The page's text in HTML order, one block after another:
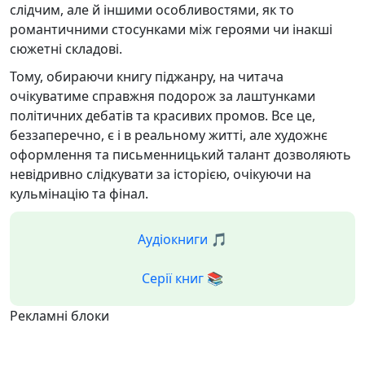
слідчим, але й іншими особливостями, як то
романтичними стосунками між героями чи інакші
сюжетні складові.
Тому, обираючи книгу піджанру, на читача
очікуватиме справжня подорож за лаштунками
політичних дебатів та красивих промов. Все це,
беззаперечно, є і в реальному житті, але художнє
оформлення та письменницький талант дозволяють
невідривно слідкувати за історією, очікуючи на
кульмінацію та фінал.
Аудіокниги 🎵
Серії книг 📚
Рекламні блоки